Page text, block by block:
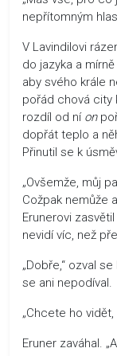
nepřítomným
V Lavindilovi
do jazyka a
aby svého krále
pořád chová city
rozdíl od ní on
dopřát teplo a
Přinutil se k
„Ovšemže, můj
Cožpak nemůže
Erunerovi
nevidí víc, než
„Dobře,“ ozval
se ani nepodíval.
„Chcete ho vidět,
Eruner zaváhal.